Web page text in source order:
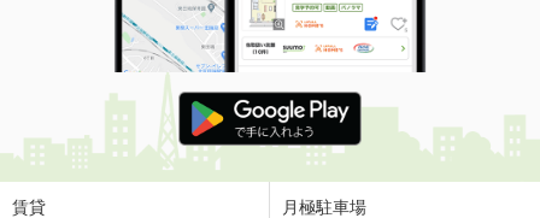
賃貸 月極駐車場